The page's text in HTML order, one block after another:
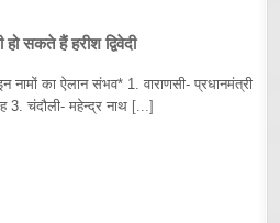
सकते हैं हरीश द्विवेदी
नामों का ऐलान संभव* 1. वाराणसी- प्रधानमंत्री
3. चंदौली- महेन्द्र नाथ [...]